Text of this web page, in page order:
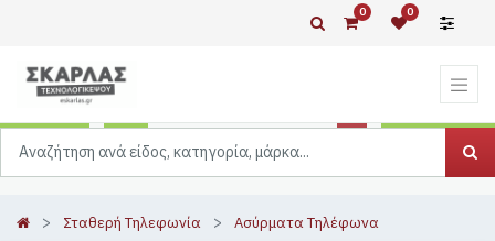
0 0
Σταθερή Τηλεφωνία Ασύρματα Τηλέφωνα